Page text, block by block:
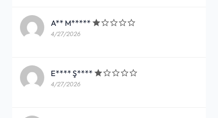
A** M*****
4/27/2026
E**** Ş****
4/27/2026